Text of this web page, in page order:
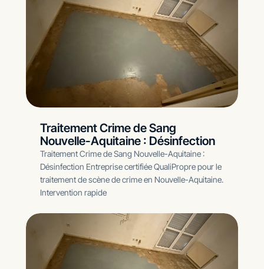
Traitement Crime de Sang
Nouvelle-Aquitaine : Désinfection
Traitement Crime de Sang Nouvelle-Aquitaine :
Désinfection Entreprise certifiée QualiPropre pour le
traitement de scène de crime en Nouvelle-Aquitaine.
Intervention rapide